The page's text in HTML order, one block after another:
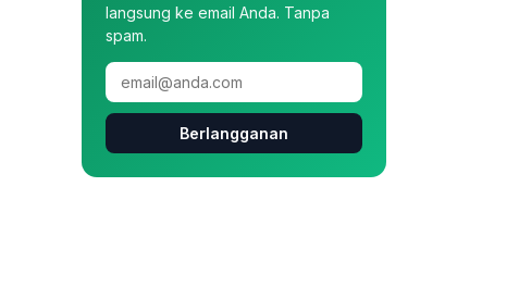
langsung ke email Anda. Tanpa
spam.
Berlangganan